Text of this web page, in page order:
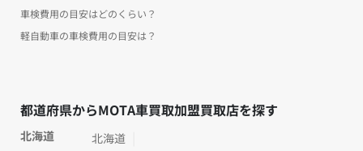
車検費用の目安はどのくらい？
軽自動車の車検費用の目安は？
都道府県からMOTA車買取加盟買取店を探す
北海道
北海道